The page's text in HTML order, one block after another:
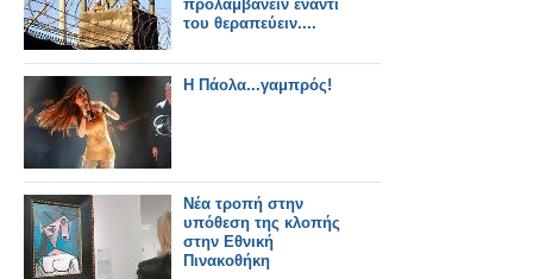
προλαμβάνειν έναντι
του θεραπεύειν....
Η Πάολα...γαμπρός!
Νέα τροπή στην
υπόθεση της κλοπής
στην Εθνική
Πινακοθήκη